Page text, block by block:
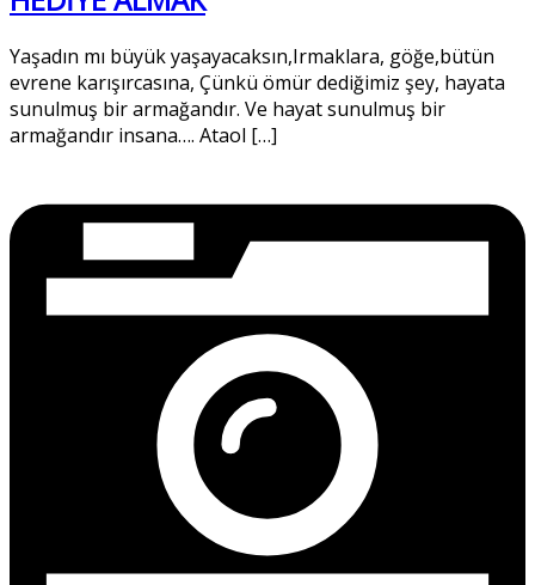
Yaşadın mı büyük yaşayacaksın,Irmaklara, göğe,bütün
evrene karışırcasına, Çünkü ömür dediğimiz şey, hayata
sunulmuş bir armağandır. Ve hayat sunulmuş bir
armağandır insana…. Ataol […]